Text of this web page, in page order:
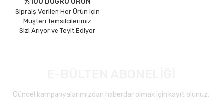
Sipraiş Verilen Her Ürün için
Müşteri Temsilcilerimiz
Sizi Arıyor ve Teyit Ediyor
Güncel kampanyalarımızdan haberdar olmak için kayıt olunuz.